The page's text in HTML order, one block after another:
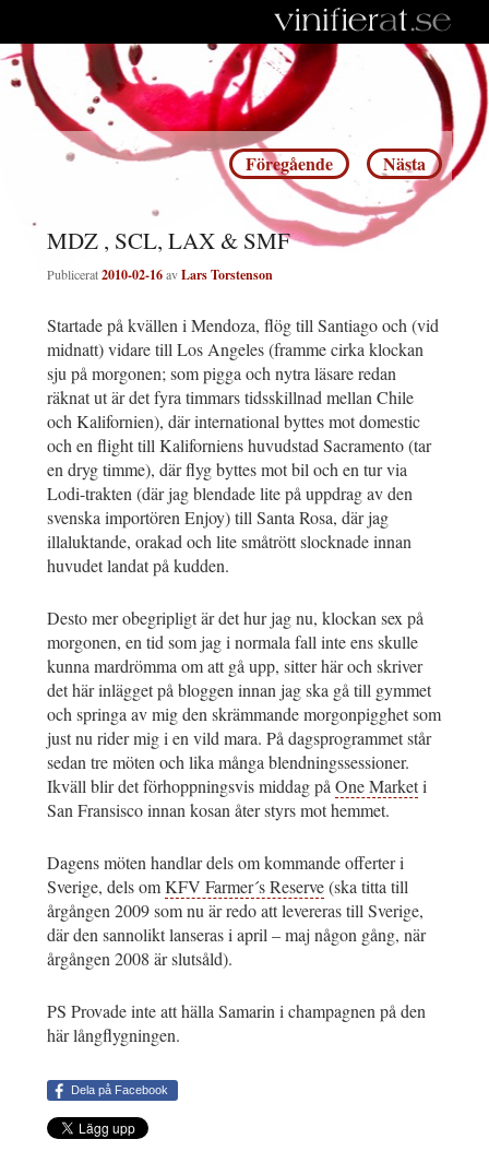
Inläggsnavigering
Föregående Nästa
MDZ , SCL, LAX & SMF
Publicerat2010-02-16avLars Torstenson
Startade på kvällen i Mendoza, flög till Santiago och (vid
midnatt) vidare till Los Angeles (framme cirka klockan
sju på morgonen; som pigga och nytra läsare redan
räknat ut är det fyra timmars tidsskillnad mellan Chile
och Kalifornien), där international byttes mot domestic
och en flight till Kaliforniens huvudstad Sacramento (tar
en dryg timme), där flyg byttes mot bil och en tur via
Lodi-trakten (där jag blendade lite på uppdrag av den
svenska importören Enjoy) till Santa Rosa, där jag
illaluktande, orakad och lite småtrött slocknade innan
huvudet landat på kudden.
Desto mer obegripligt är det hur jag nu, klockan sex på
morgonen, en tid som jag i normala fall inte ens skulle
kunna mardrömma om att gå upp, sitter här och skriver
det här inlägget på bloggen innan jag ska gå till gymmet
och springa av mig den skrämmande morgonpigghet som
just nu rider mig i en vild mara. På dagsprogrammet står
sedan tre möten och lika många blendningssessioner.
Ikväll blir det förhoppningsvis middag påOne Marketi
San Fransisco innan kosan åter styrs mot hemmet.
Dagens möten handlar dels om kommande offerter i
Sverige, dels omKFV Farmer´s Reserve(ska titta till
årgången 2009 som nu är redo att levereras till Sverige,
där den sannolikt lanseras i april – maj någon gång, när
årgången 2008 är slutsåld).
PS Provade inte att hälla Samarin i champagnen på den
här långflygningen.
Dela på Facebook